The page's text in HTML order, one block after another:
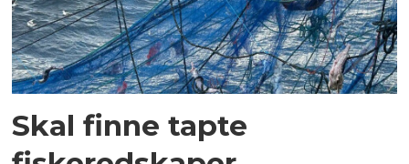
Skal finne tapte